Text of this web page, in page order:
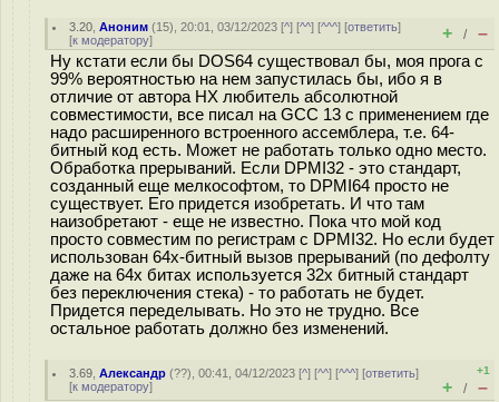
3.20 ,Аноним (15), 20:01, 03/12/2023 [^] [^^] [^^^] [ответить]
[к модератору] + / –
Ну кстати если бы DOS64 существовал бы, моя прога с
99% вероятностью на нем запустилась бы, ибо я в
отличие от автора HX любитель абсолютной
совместимости, все писал на GCC 13 с применением где
надо расширенного встроенного ассемблера, т.е. 64-
битный код есть. Может не работать только одно место.
Обработка прерываний. Если DPMI32 - это стандарт,
созданный еще мелкософтом, то DPMI64 просто не
существует. Его придется изобретать. И что там
наизобретают - еще не известно. Пока что мой код
просто совместим по регистрам с DPMI32. Но если будет
использован 64х-битный вызов прерываний (по дефолту
даже на 64х битах используется 32х битный стандарт
без переключения стека) - то работать не будет.
Придется переделывать. Но это не трудно. Все
остальное работать должно без изменений.
3.69 ,Александр (??), 00:41, 04/12/2023 [^] [^^] [^^^] [ответить]
[к модератору]
+1
+ / –